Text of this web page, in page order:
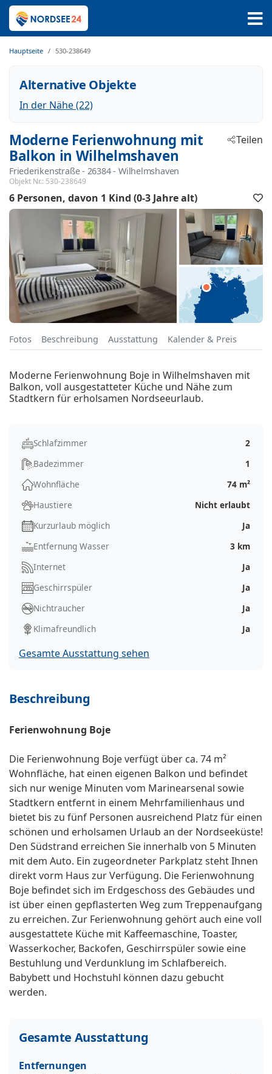
Hauptseite 530-238649
Alternative Objekte
In der Nähe (22)
Moderne Ferienwohnung mit
Balkon in Wilhelmshaven
Friederikenstraße - 26384 - Wilhelmshaven
Objekt Nr.: 530-238649
Teilen
6 Personen davon 1 Kind (0-3 Jahre alt)
Fotos Beschreibung Ausstattung Kalender & Preis
Moderne Ferienwohnung Boje in Wilhelmshaven mit
Balkon, voll ausgestatteter Küche und Nähe zum
Stadtkern für erholsamen Nordseeurlaub.
Schlafzimmer
2
Badezimmer
1
Wohnfläche
74 m²
Haustiere
Nicht erlaubt
Kurzurlaub möglich
Ja
Entfernung Wasser
3 km
Internet
Ja
Geschirrspüler
Ja
Nichtraucher
Ja
Klimafreundlich
Ja
Gesamte Ausstattung sehen
Beschreibung
Ferienwohnung Boje
Die Ferienwohnung Boje verfügt über ca. 74 m²
Wohnfläche, hat einen eigenen Balkon und befindet
sich nur wenige Minuten vom Marinearsenal sowie
Stadtkern entfernt in einem Mehrfamilienhaus und
bietet bis zu fünf Personen ausreichend Platz für einen
schönen und erholsamen Urlaub an der Nordseeküste!
Den Südstrand erreichen Sie innerhalb von 5 Minuten
mit dem Auto. Ein zugeordneter Parkplatz steht Ihnen
direkt vorm Haus zur Verfügung. Die Ferienwohnung
Boje befindet sich im Erdgeschoss des Gebäudes und
ist über einen gepflasterten Weg zum Treppenaufgang
zu erreichen. Zur Ferienwohnung gehört auch eine voll
ausgestattete Küche mit Kaffeemaschine, Toaster,
Wasserkocher, Backofen, Geschirrspüler sowie eine
Bestuhlung und Verdunklung im Schlafbereich.
Babybett und Hochstuhl können dazu gebucht
werden.
Gesamte Ausstattung
Entfernungen